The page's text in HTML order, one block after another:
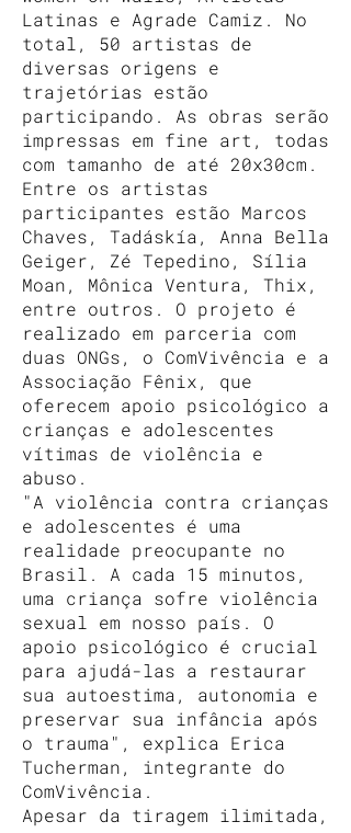
Latinas e Agrade Camiz. No
total, 50 artistas de
diversas origens e
trajetórias estão
participando. As obras serão
impressas em fine art, todas
com tamanho de até 20x30cm.
Entre os artistas
participantes estão Marcos
Chaves, Tadáskía, Anna Bella
Geiger, Zé Tepedino, Sília
Moan, Mônica Ventura, Thix,
entre outros. O projeto é
realizado em parceria com
duas ONGs, o ComVivência e a
Associação Fênix, que
oferecem apoio psicológico a
crianças e adolescentes
vítimas de violência e
abuso.
"A violência contra crianças
e adolescentes é uma
realidade preocupante no
Brasil. A cada 15 minutos,
uma criança sofre violência
sexual em nosso país. O
apoio psicológico é crucial
para ajudá-las a restaurar
sua autoestima, autonomia e
preservar sua infância após
o trauma", explica Erica
Tucherman, integrante do
ComVivência.
Apesar da tiragem ilimitada,